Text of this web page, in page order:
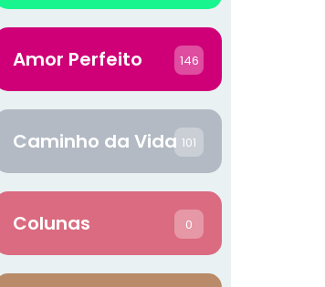
Amor Perfeito 146
Caminho da Vida 101
Colunas 0